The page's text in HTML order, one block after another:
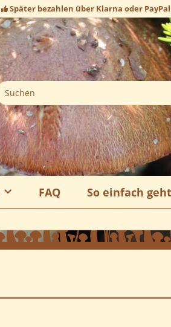
Später bezahlen über Klarna oder PayPal
FAQ So einfach